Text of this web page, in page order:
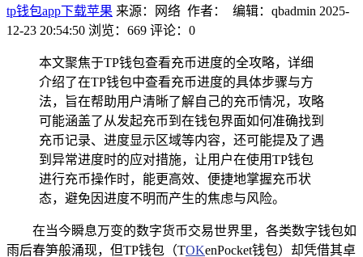
tp钱包app下载苹果 来源：网络 作者： 编辑：qbadmin 2025-
12-23 20:54:50 浏览：669 评论：0
本文聚焦于TP钱包查看充币进度的全攻略，详细
介绍了在TP钱包中查看充币进度的具体步骤与方
法，旨在帮助用户清晰了解自己的充币情况，攻略
可能涵盖了从发起充币到在钱包界面如何准确找到
充币记录、进度显示区域等内容，还可能提及了遇
到异常进度时的应对措施，让用户在使用TP钱包
进行充币操作时，能更高效、便捷地掌握充币状
态，避免因进度不明而产生的焦虑与风险。
在当今瞬息万变的数字货币交易世界里，各类数字钱包如
雨后春笋般涌现，但TP钱包（TOKenPocket钱包）却凭借其卓